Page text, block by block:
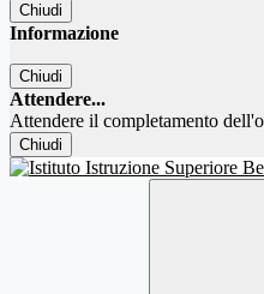
Chiudi
Informazione
Chiudi
Attendere...
Attendere il completamento
Chiudi